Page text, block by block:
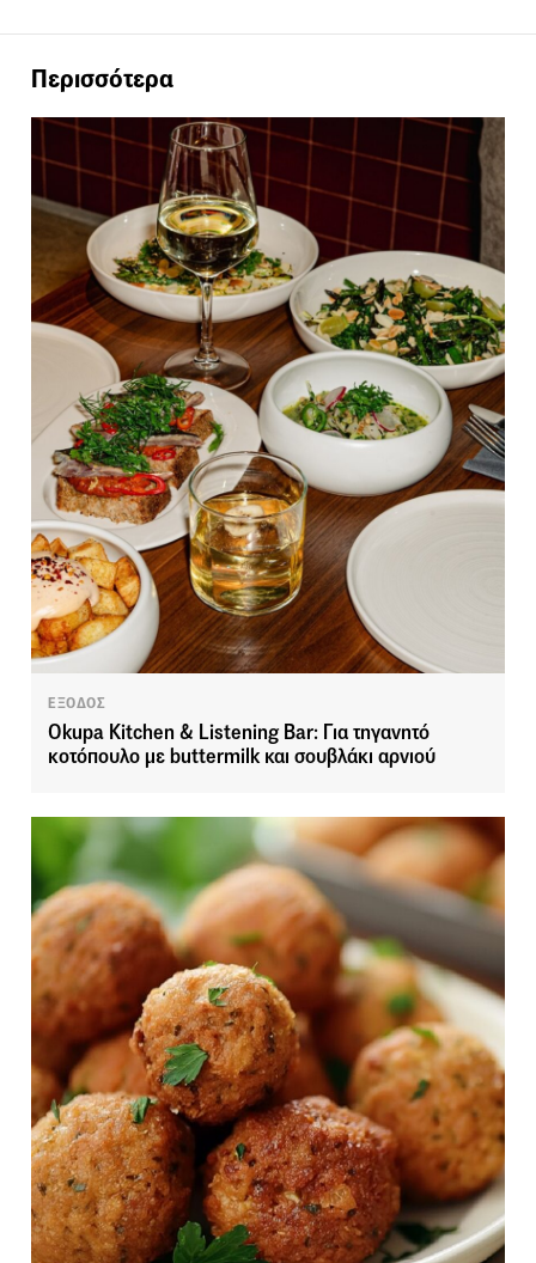
Περισσότερα
ΕΞΟΔΟΣ
Okupa Kitchen & Listening Bar: Για τηγανητό
κοτόπουλο με buttermilk και σουβλάκι αρνιού